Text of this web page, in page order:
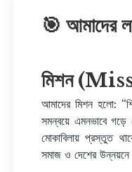
🎯 আমাদের
মিশন
আমাদের মিশন হলো: “শিক্ষার্থীদের জ্ঞান, নৈতিকতা ও প্রযুক্তির
সমন্বয়ে এমনভাবে গড়ে
মোকাবিলায় প্রস্তুত
সমাজ ও দেশের উন্নয়নে অবদান